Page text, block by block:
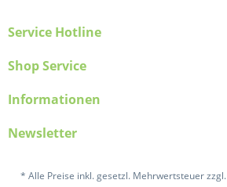
Service Hotline
Shop Service
Informationen
Newsletter
* Alle Preise inkl. gesetzl. Mehrwertsteuer zzgl.